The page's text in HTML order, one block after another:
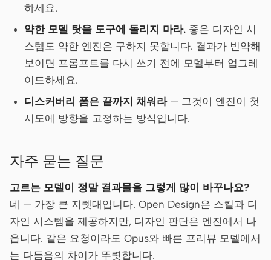
하세요.
약한 모델 탓을 도구에 돌리지 마라.좋은 디자인 시
스템도 약한 엔진은 구하지 못합니다. 결과가 빈약해
보이면 프롬프트를 다시 쓰기 전에 모델부터 업그레
이드하세요.
디스커버리 폼은 끝까지 채워라— 그것이 엔진이 첫
시도에 방향을 고정하는 방식입니다.
자주 묻는 질문
고르는 모델이 정말 결과물을 그렇게 많이 바꾸나요?
네 — 가장 큰 지렛대입니다. Open Design은 스킬과 디
자인 시스템을 제공하지만, 디자인 판단은 엔진에서 나
옵니다. 같은 요청이라도 Opus와 빠른 프리뷰 모델에서
는 다듬음의 차이가 뚜렷합니다.